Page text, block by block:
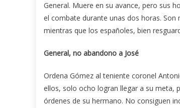
General. Muere en su avance, pero sus
el combate durante unas dos horas.
mientras que los españoles, bien
General, no abandono a José
Ordena Gómez al teniente coronel
ellos, solo ocho logran llegar a su meta,
órdenes de su hermano. No consiguen